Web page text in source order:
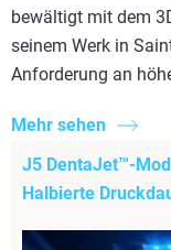
bewältigt mit dem
seinem Werk in
Anforderung an
Mehr sehen
J5 DentaJet™-
Halbierte